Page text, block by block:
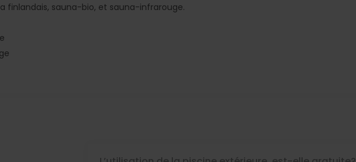
finlandais, sauna-bio, et sauna-infrarouge.